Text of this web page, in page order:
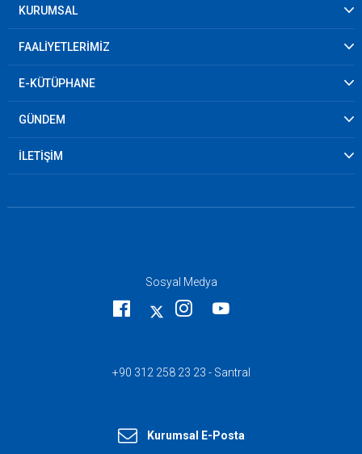
KURUMSAL
FAALİYETLERİMİZ
E-KÜTÜPHANE
GÜNDEM
İLETİŞİM
Sosyal Medya
+90 312 258 23 23 - Santral
Kurumsal E-Posta